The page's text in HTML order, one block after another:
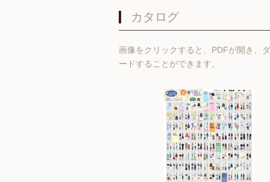
カタログ
画像をクリックすると、PDFが開き、
ードすることができます。